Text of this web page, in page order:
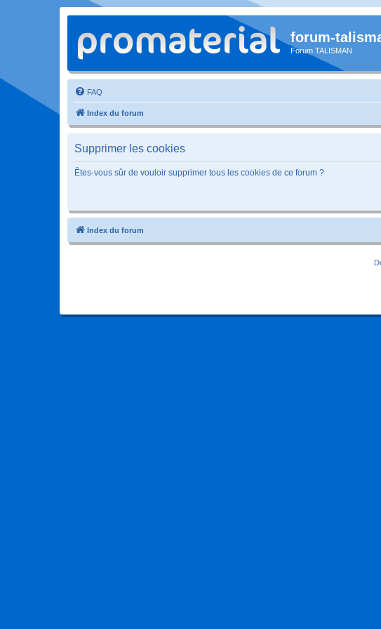
forum-
Forum TALISMAN
FAQ
Index du forum
Supprimer les cookies
Êtes-vous sûr de vouloir supprimer tous les cookies de ce forum ?
Index du forum